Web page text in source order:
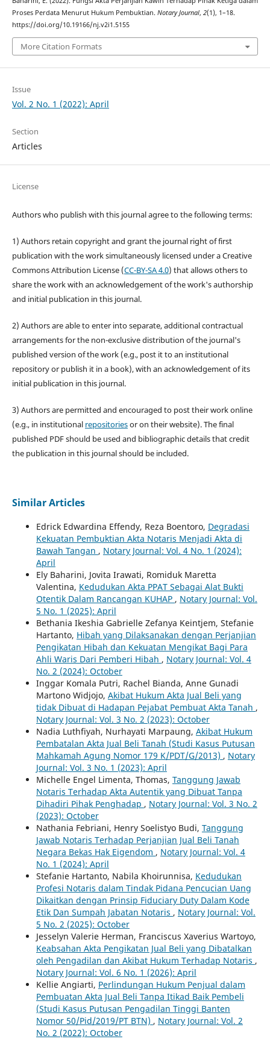
Proses Perdata Menurut Hukum Pembuktian. Notary Journal, 2(1), 1–18.
https://doi.org/10.19166/nj.v2i1.5155
More Citation Formats
Issue
Vol. 2 No. 1 (2022): April
Section
Articles
License
Authors who publish with this journal agree to the following terms:
1) Authors retain copyright and grant the journal right of first
publication with the work simultaneously licensed under a Creative
Commons Attribution License (CC-BY-SA 4.0) that allows others to
share the work with an acknowledgement of the work's authorship
and initial publication in this journal.
2) Authors are able to enter into separate, additional contractual
arrangements for the non-exclusive distribution of the journal's
published version of the work (e.g., post it to an institutional
repository or publish it in a book), with an acknowledgement of its
initial publication in this journal.
3) Authors are permitted and encouraged to post their work online
(e.g., in institutional repositoriesor on their website). The final
published PDF should be used and bibliographic details that credit
the publication in this journal should be included.
Similar Articles
Edrick Edwardina Effendy, Reza Boentoro, Degradasi
Kekuatan Pembuktian Akta Notaris Menjadi Akta di
Bawah Tangan , Notary Journal: Vol. 4 No. 1 (2024):
April
Ely Baharini, Jovita Irawati, Romiduk Maretta
Valentina, Kedudukan Akta PPAT Sebagai Alat Bukti
Otentik Dalam Rancangan KUHAP , Notary Journal: Vol.
5 No. 1 (2025): April
Bethania Ikeshia Gabrielle Zefanya Keintjem, Stefanie
Hartanto, Hibah yang Dilaksanakan dengan Perjanjian
Pengikatan Hibah dan Kekuatan Mengikat Bagi Para
Ahli Waris Dari Pemberi Hibah , Notary Journal: Vol. 4
No. 2 (2024): October
Inggar Komala Putri, Rachel Bianda, Anne Gunadi
Martono Widjojo, Akibat Hukum Akta Jual Beli yang
tidak Dibuat di Hadapan Pejabat Pembuat Akta Tanah ,
Notary Journal: Vol. 3 No. 2 (2023): October
Nadia Luthfiyah, Nurhayati Marpaung, Akibat Hukum
Pembatalan Akta Jual Beli Tanah (Studi Kasus Putusan
Mahkamah Agung Nomor 179 K/PDT/G/2013) , Notary
Journal: Vol. 3 No. 1 (2023): April
Michelle Engel Limenta, Thomas, Tanggung Jawab
Notaris Terhadap Akta Autentik yang Dibuat Tanpa
Dihadiri Pihak Penghadap , Notary Journal: Vol. 3 No. 2
(2023): October
Nathania Febriani, Henry Soelistyo Budi, Tanggung
Jawab Notaris Terhadap Perjanjian Jual Beli Tanah
Negara Bekas Hak Eigendom , Notary Journal: Vol. 4
No. 1 (2024): April
Stefanie Hartanto, Nabila Khoirunnisa, Kedudukan
Profesi Notaris dalam Tindak Pidana Pencucian Uang
Dikaitkan dengan Prinsip Fiduciary Duty Dalam Kode
Etik Dan Sumpah Jabatan Notaris , Notary Journal: Vol.
5 No. 2 (2025): October
Jesselyn Valerie Herman, Franciscus Xaverius Wartoyo,
Keabsahan Akta Pengikatan Jual Beli yang Dibatalkan
oleh Pengadilan dan Akibat Hukum Terhadap Notaris ,
Notary Journal: Vol. 6 No. 1 (2026): April
Kellie Angiarti, Perlindungan Hukum Penjual dalam
Pembuatan Akta Jual Beli Tanpa Itikad Baik Pembeli
(Studi Kasus Putusan Pengadilan Tinggi Banten
Nomor 50/Pid/2019/PT BTN) , Notary Journal: Vol. 2
No. 2 (2022): October